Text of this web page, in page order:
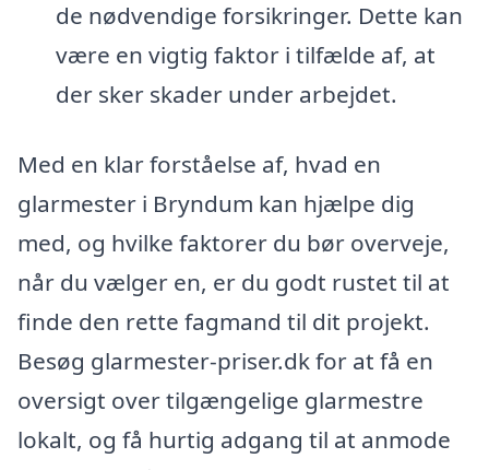
de nødvendige forsikringer. Dette kan
være en vigtig faktor i tilfælde af, at
der sker skader under arbejdet.
Med en klar forståelse af, hvad en
glarmester i Bryndum kan hjælpe dig
med, og hvilke faktorer du bør overveje,
når du vælger en, er du godt rustet til at
finde den rette fagmand til dit projekt.
Besøg glarmester-priser.dk for at få en
oversigt over tilgængelige glarmestre
lokalt, og få hurtig adgang til at anmode